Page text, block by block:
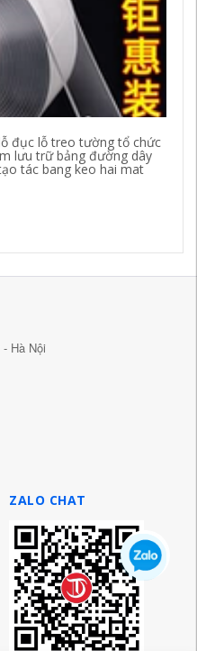
đục lỗ treo tường tổ chức
lưu trữ bảng đường dây
tác bang keo hai mat
Hà Nội
ZALO CHAT